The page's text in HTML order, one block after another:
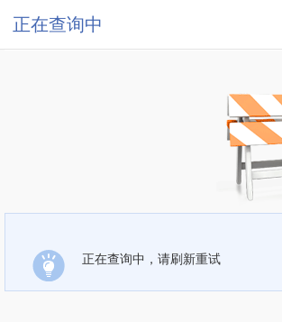
正在查询中
正在查询中，请刷新重试